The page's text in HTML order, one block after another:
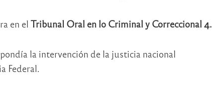
en el Tribunal Oral en lo Criminal y Correccional 4.
la intervención de la justicia nacional
Federal.